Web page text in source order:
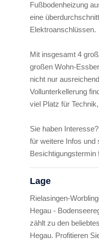
Fußbodenheizung
eine
Elektroanschlüssen.
Mit insgesamt 4
großen Wohn-
nicht nur
Vollunterkellerung
viel Platz für
Sie haben
für weitere Infos und
Besichtigungstermin
Lage
Rielasingen-
Hegau -
zählt zu den
Hegau. Profitieren